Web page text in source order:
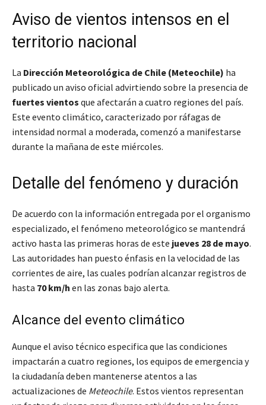
Aviso de vientos intensos en el
territorio nacional
La Dirección Meteorológica de Chile (Meteochile) ha
publicado un aviso oficial advirtiendo sobre la presencia de
fuertes vientos que afectarán a cuatro regiones del país.
Este evento climático, caracterizado por ráfagas de
intensidad normal a moderada, comenzó a manifestarse
durante la mañana de este miércoles.
Detalle del fenómeno y duración
De acuerdo con la información entregada por el organismo
especializado, el fenómeno meteorológico se mantendrá
activo hasta las primeras horas de este jueves 28 de mayo.
Las autoridades han puesto énfasis en la velocidad de las
corrientes de aire, las cuales podrían alcanzar registros de
hasta 70 km/h en las zonas bajo alerta.
Alcance del evento climático
Aunque el aviso técnico especifica que las condiciones
impactarán a cuatro regiones, los equipos de emergencia y
la ciudadanía deben mantenerse atentos a las
actualizaciones de Meteochile. Estos vientos representan